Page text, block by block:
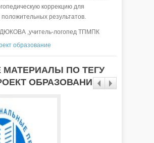
коррекцию для
результатов.
,учитель-логопед ТПМПК
образование
МАТЕРИАЛЫ ПО ТЕГУ
ОБРАЗОВАНИЕ"